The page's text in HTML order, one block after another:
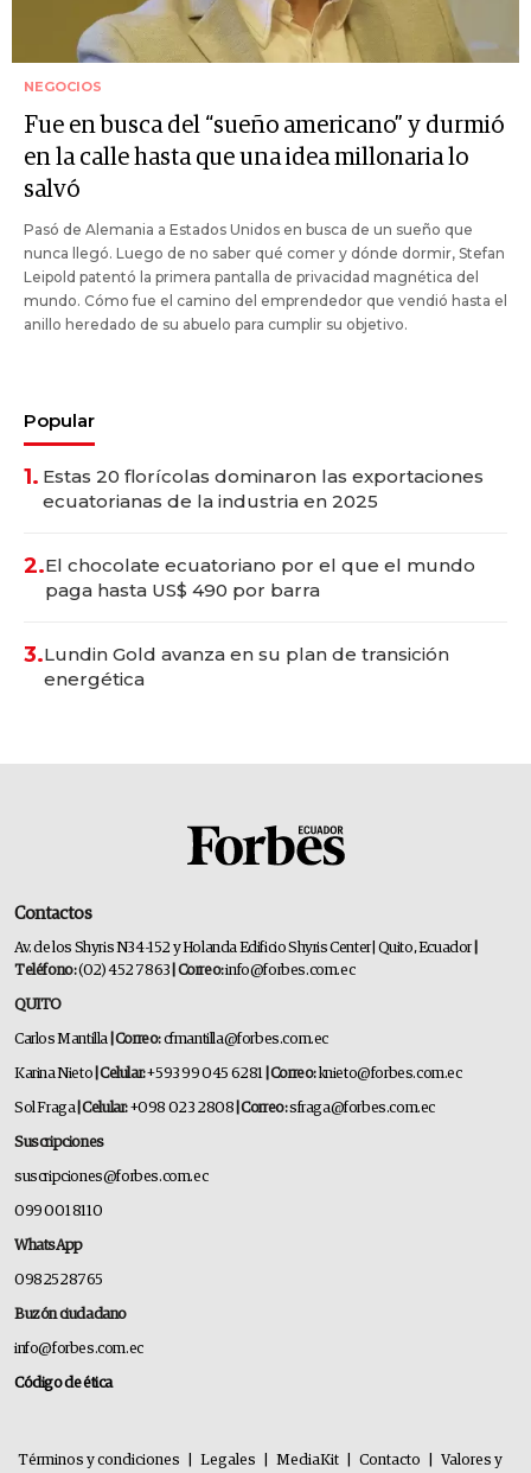
NEGOCIOS
Fue en busca del “sueño americano” y durmió
en la calle hasta que una idea millonaria lo
salvó
Pasó de Alemania a Estados Unidos en busca de un sueño que
nunca llegó. Luego de no saber qué comer y dónde dormir, Stefan
Leipold patentó la primera pantalla de privacidad magnética del
mundo. Cómo fue el camino del emprendedor que vendió hasta el
anillo heredado de su abuelo para cumplir su objetivo.
Popular
1. Estas 20 florícolas dominaron las exportaciones
ecuatorianas de la industria en 2025
2.El chocolate ecuatoriano por el que el mundo
paga hasta US$ 490 por barra
3.Lundin Gold avanza en su plan de transición
energética
Contactos
Av. de los Shyris N34-152 y Holanda Edificio Shyris Center | Quito, Ecuador
Teléfono:(02) 452 7863 | Correo:info@forbes.com.ec
QUITO
Carlos Mantilla | Correo:cfmantilla@forbes.com.ec
Karina Nieto | Celular:+593 99 045 6281 | Correo:knieto@forbes.com.ec
Sol Fraga| Celular:+098 023 2808 | Correo:sfraga@forbes.com.ec
Suscripciones
suscripciones@forbes.com.ec
099 001 8110
WhatsApp
0982528765
Buzón ciudadano
info@forbes.com.ec
Código de ética
Términos y condiciones Legales MediaKit Contacto Valores y